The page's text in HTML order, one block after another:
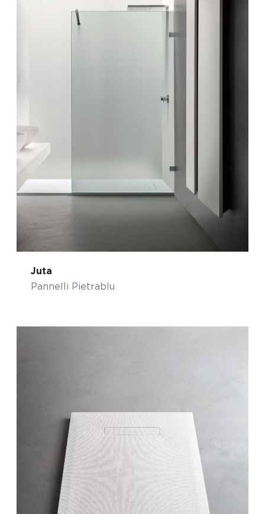
Juta
Pannelli Pietrablu